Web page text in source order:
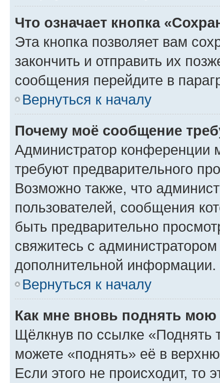
Что означает кнопка
Эта кнопка позволяет вам
закончить и отправить их
сообщения перейдите в
Вернуться к началу
Почему моё сообщение
Администратор конференции
требуют предварительного
Возможно также, что
пользователей, сообщения
быть предварительно
свяжитесь с
дополнительной информации.
Вернуться к началу
Как мне вновь поднять мою
Щёлкнув по ссылке «Поднять
можете «поднять» её в
Если этого не происходит, то